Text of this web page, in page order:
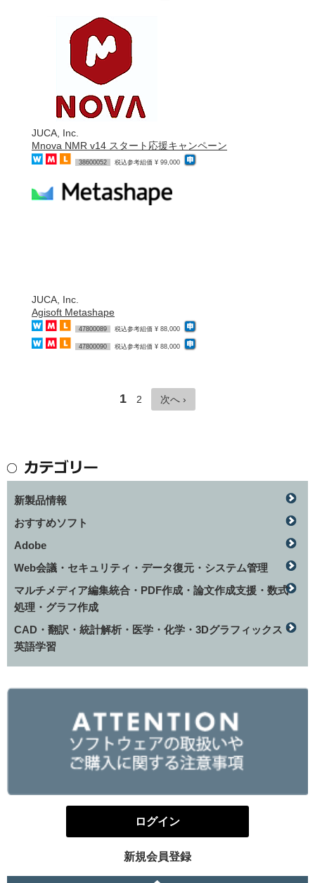
JUCA, Inc.
Mnova NMR v14 スタート応援キャンペーン
38600052 税込参考組価 ¥ 99,000
JUCA, Inc.
Agisoft Metashape
47800089 税込参考組価 ¥ 88,000
47800090 税込参考組価 ¥ 88,000
1 2 次へ ›
新製品情報
おすすめソフト
Adobe
Web会議・セキュリティ・データ復元・システム管理
マルチメディア編集統合・PDF作成・論文作成支援・数式
処理・グラフ作成
CAD・翻訳・統計解析・医学・化学・3Dグラフィックス・
英語学習
ログイン
新規会員登録